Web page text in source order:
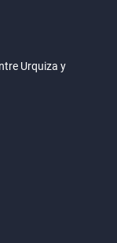
Urquiza y